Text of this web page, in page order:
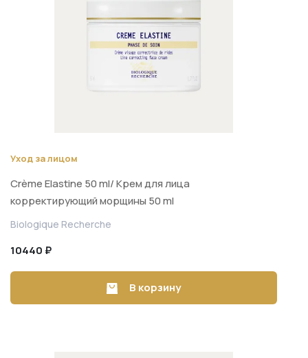
Уход за лицом
Crème Elastine 50 ml/ Крем для лица
корректирующий морщины 50 ml
Biologique Recherche
10440 ₽
В корзину